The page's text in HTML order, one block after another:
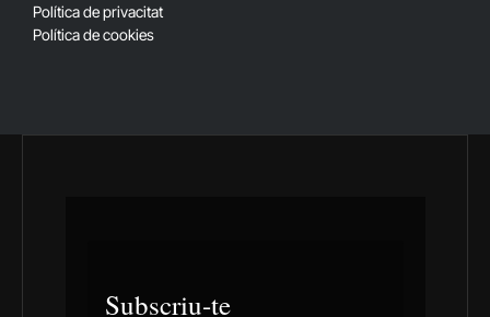
Política de privacitat
Política de cookies